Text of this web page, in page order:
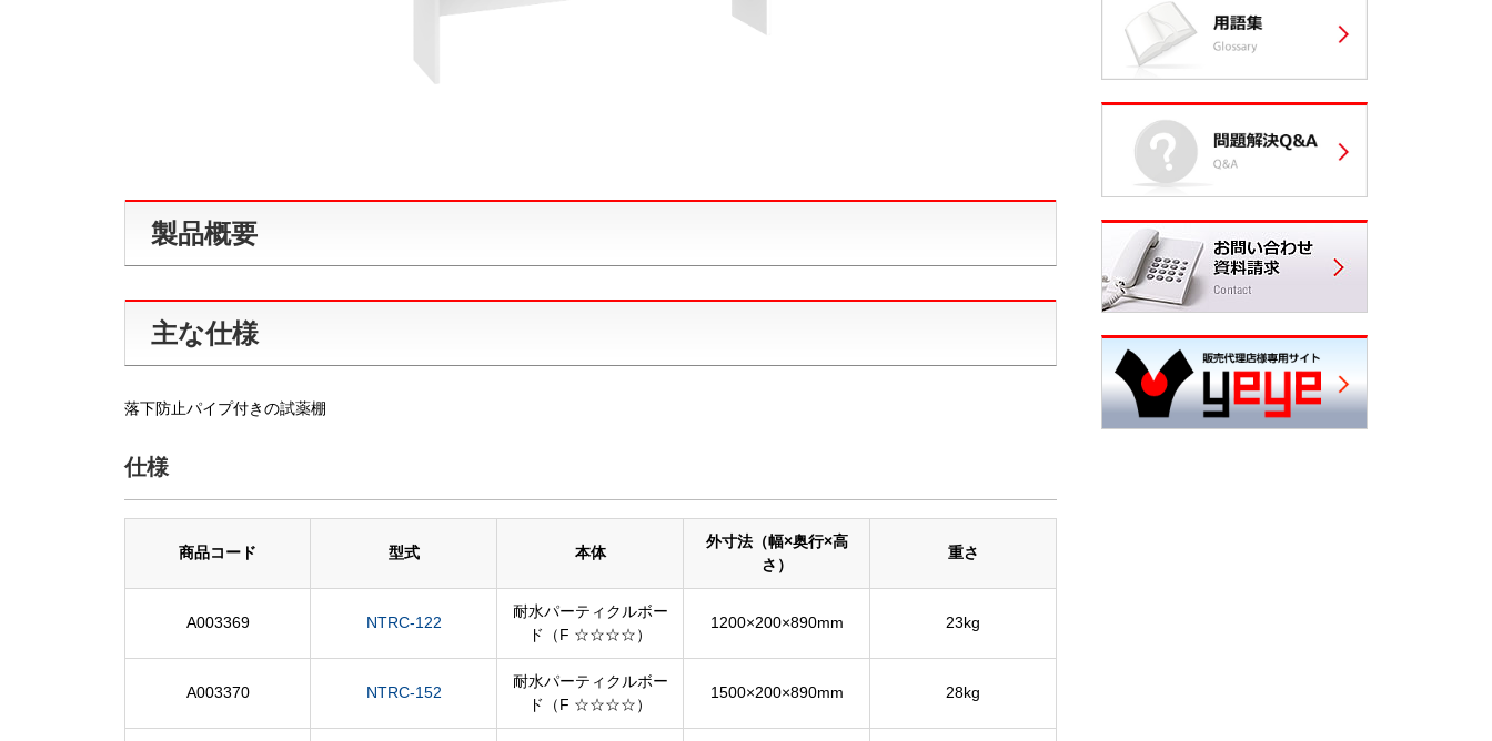
製品概要
主な仕様
落下防止パイプ付きの試薬棚
仕様
商品コード 型式 本体
外寸法（幅×奥行×高
さ）
重さ
A003369 NTRC-122
耐水パーティクルボー
ド（F ☆☆☆☆）
1200×200×890mm 23kg
A003370 NTRC-152
耐水パーティクルボー
ド（F ☆☆☆☆）
1500×200×890mm 28kg